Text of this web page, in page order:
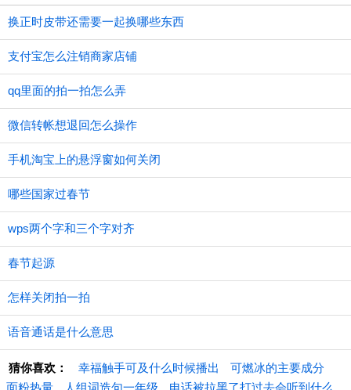
换正时皮带还需要一起换哪些东西
支付宝怎么注销商家店铺
qq里面的拍一拍怎么弄
微信转帐想退回怎么操作
手机淘宝上的悬浮窗如何关闭
哪些国家过春节
wps两个字和三个字对齐
春节起源
怎样关闭拍一拍
语音通话是什么意思
猜你喜欢： 幸福触手可及什么时候播出
可燃冰的主要成分
面粉热量
人组词造句一年级 电话被拉黑了打过去会听到什么